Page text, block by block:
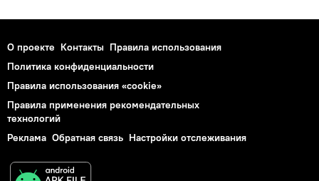
О проекте Контакты Правила использования
Политика конфиденциальности
Правила использования «cookie»
Правила применения рекомендательных
технологий
Реклама Обратная связь Настройки отслеживания